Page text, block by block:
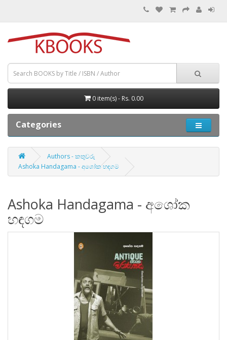
0 item(s) - Rs. 0.00
Categories
Authors - කතුවරු
Ashoka Handagama - අශෝක හඳගම
Ashoka Handagama - අශෝක
හඳගම